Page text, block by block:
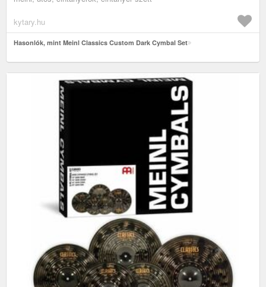
kytary.hu
Hasonlók, mint Meinl Classics Custom Dark Cymbal Set